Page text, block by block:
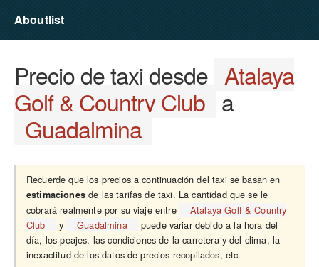
Aboutlist
Precio de taxi desde Atalaya
Golf & Country Club a
Guadalmina
Recuerde que los precios a continuación del taxi se basan en
estimacionesde las tarifas de taxi. La cantidad que se le
cobrará realmente por su viaje entre
Atalaya Golf & Country
Club
y Guadalmina
puede variar debido a la hora del
día, los peajes, las condiciones de la carretera y del clima, la
inexactitud de los datos de precios recopilados, etc.